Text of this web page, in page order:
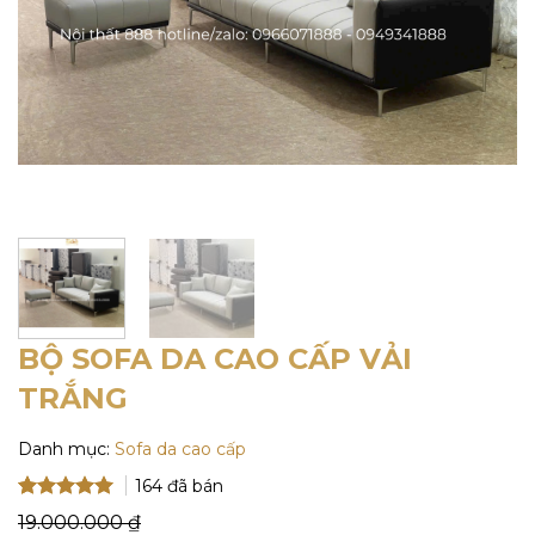
BỘ SOFA DA CAO CẤP VẢI
TRẮNG
Danh mục: Sofa da cao cấp
5trên 5
5
164đã bán
19.000.000₫